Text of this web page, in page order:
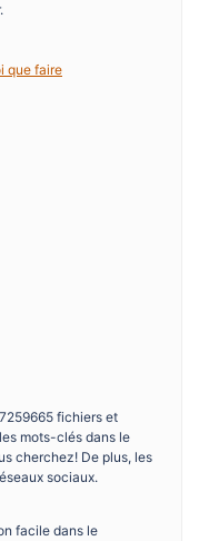
que faire
fichiers et
mots-clés dans le
cherchez! De plus, les
sociaux.
facile dans le